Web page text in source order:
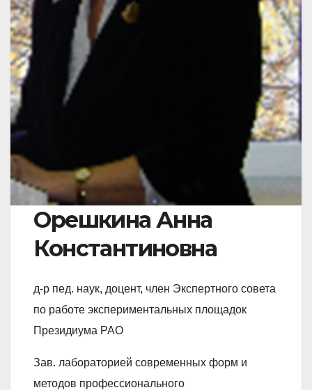
Орешкина Анна
Константиновна
д-р пед. наук, доцент, член Экспертного совета
по работе экспериментальных площадок
Президиума РАО
Зав. лабораторией современных форм и
методов профессионального